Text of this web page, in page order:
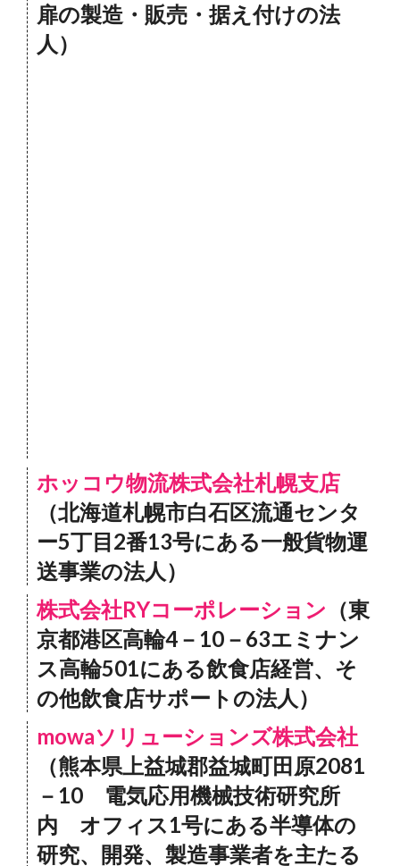
扉の製造・販売・据え付けの法
人）
ホッコウ物流株式会社札幌支店
（北海道札幌市白石区流通センタ
ー5丁目2番13号にある一般貨物運
送事業の法人）
株式会社RYコーポレーション （東
京都港区高輪4－10－63エミナン
ス高輪501にある飲食店経営、そ
の他飲食店サポートの法人）
mowaソリューションズ株式会社
（熊本県上益城郡益城町田原2081
－10 電気応用機械技術研究所
内 オフィス1号にある半導体の
研究、開発、製造事業者を主たる